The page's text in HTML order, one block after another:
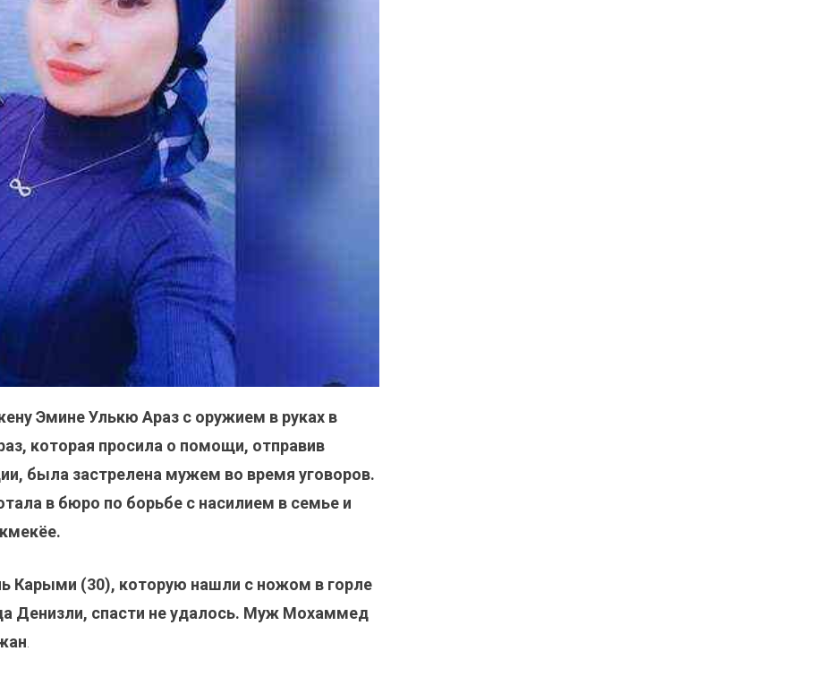
Эмине Улькю Араз с оружием в руках в
которая просила о помощи, отправив
была застрелена мужем во время уговоров.
в бюро по борьбе с насилием в семье и
Карыми (30), которую нашли с ножом в горле
Денизли, спасти не удалось. Муж Мохаммед
.